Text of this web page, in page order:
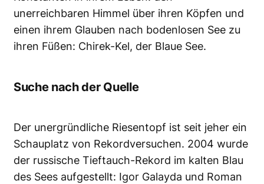
unerreichbaren Himmel über ihren Köpfen und
einen ihrem Glauben nach bodenlosen See zu
ihren Füßen: Chirek-Kel, der Blaue See.
Suche nach der Quelle
Der unergründliche Riesentopf ist seit jeher ein
Schauplatz von Rekordversuchen. 2004 wurde
der russische Tieftauch-Rekord im kalten Blau
des Sees aufgestellt: Igor Galayda und Roman